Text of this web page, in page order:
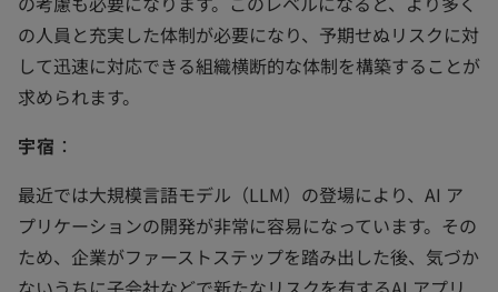
の人員と充実した体制が必要になり、予期せぬリスクに対
して迅速に対応できる組織横断的な体制を構築することが
求められます。
宇宿 ：
最近では大規模言語モデル（LLM）の登場により、AI ア
プリケーションの開発が非常に容易になっています。その
ため、企業がファーストステップを踏み出した後、気づか